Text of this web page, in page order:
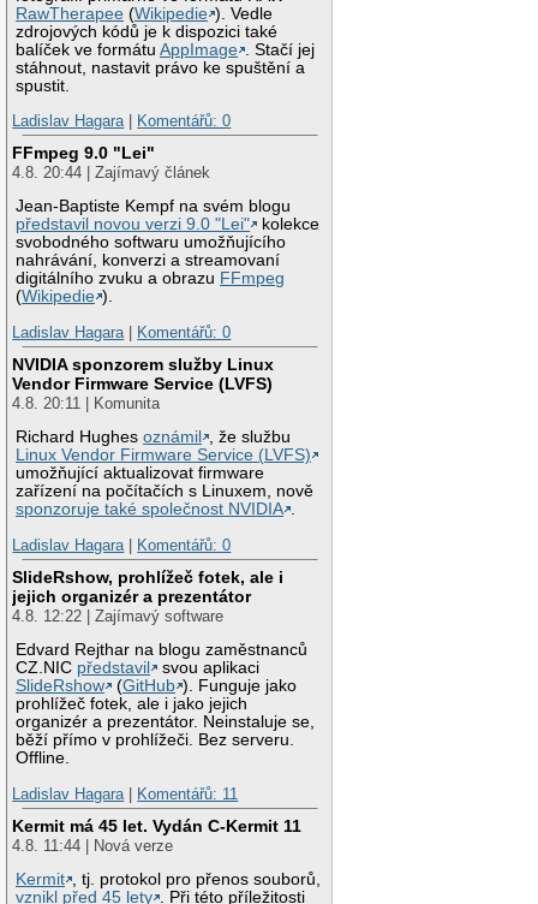
RawTherapee (Wikipedie ). Vedle
zdrojových kódů je k dispozici také
balíček ve formátuAppImage
. Stačí jej
stáhnout, nastavit právo ke spuštění a
spustit.
Ladislav Hagara| Komentářů: 0
FFmpeg 9.0 "Lei"
4.8. 20:44 | Zajímavý článek
Jean-Baptiste Kempf na svém blogu
představil novou verzi 9.0 "Lei"
kolekce
svobodného softwaru umožňujícího
nahrávání, konverzi a streamovaní
digitálního zvuku a obrazu FFmpeg
(Wikipedie ).
Ladislav Hagara| Komentářů: 0
NVIDIA sponzorem služby Linux
Vendor Firmware Service (LVFS)
4.8. 20:11 | Komunita
Richard Hughesoznámil
, že službu
Linux Vendor Firmware Service (LVFS)
umožňující aktualizovat firmware
zařízení na počítačích s Linuxem, nově
sponzoruje také společnost NVIDIA .
Ladislav Hagara| Komentářů: 0
SlideRshow, prohlížeč fotek, ale i
jejich organizér a prezentátor
4.8. 12:22 | Zajímavý software
Edvard Rejthar na blogu zaměstnanců
CZ.NIC představil
svou aplikaci
SlideRshow
(GitHub ). Funguje jako
prohlížeč fotek, ale i jako jejich
organizér a prezentátor. Neinstaluje se,
běží přímo v prohlížeči. Bez serveru.
Offline.
Ladislav Hagara| Komentářů: 11
Kermit má 45 let. Vydán C-Kermit 11
4.8. 11:44 | Nová verze
Kermit , tj. protokol pro přenos souborů,
vznikl před 45 lety . Při této příležitosti